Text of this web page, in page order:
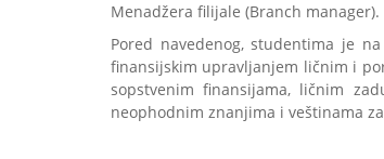
Menadžera filijale (Branch manager).
Pored navedenog, studentima je
finansijskim upravljanjem ličnim i
sopstvenim finansijama, ličnim
neophodnim znanjima i veštinama